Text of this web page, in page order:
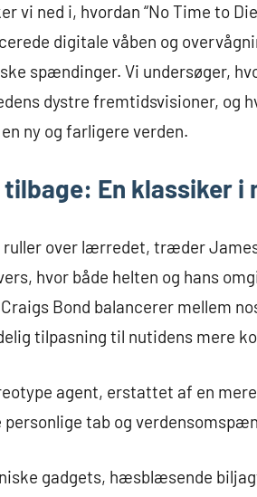
vi ned i, hvordan “No Time to
digitale våben og
spændinger. Vi undersøger,
dystre fremtidsvisioner, og
ny og farligere verden.
tilbage: En klassiker
ruller over lærredet, træder
hvor både helten og hans
Bond balancerer mellem
tilpasning til nutidens mere
agent, erstattet af en
tab og
gadgets, hæsblæsende